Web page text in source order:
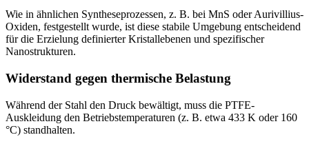
Wie in ähnlichen Syntheseprozessen, z. B. bei MnS oder Aurivillius-
Oxiden, festgestellt wurde, ist diese stabile Umgebung entscheidend
für die Erzielung definierter Kristallebenen und spezifischer
Nanostrukturen.
Widerstand gegen thermische Belastung
Während der Stahl den Druck bewältigt, muss die PTFE-
Auskleidung den Betriebstemperaturen (z. B. etwa 433 K oder 160
°C) standhalten.